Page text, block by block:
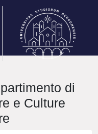
di
e Culture